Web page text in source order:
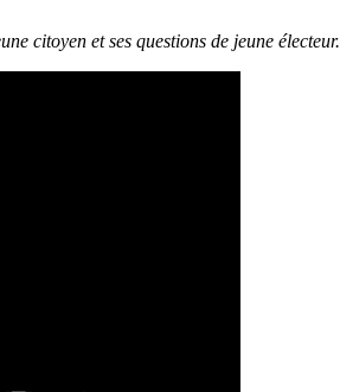
citoyen et ses questions de jeune électeur.